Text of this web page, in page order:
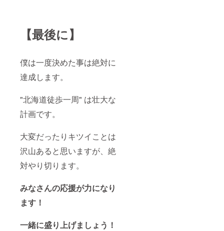
【最後に】
僕は一度決めた事は絶対に
達成します。
"北海道徒歩一周" は壮大な
計画です。
大変だったりキツイことは
沢山あると思いますが、絶
対やり切ります。
みなさんの応援が力になり
ます！
一緒に盛り上げましょう！